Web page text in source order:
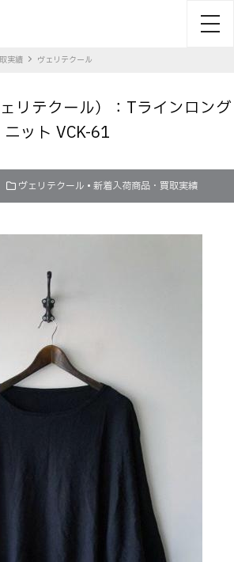
実績 ヴェリテクール
リテクール）：Tラインロング
ニット VCK-61
ヴェリテクール • 新着入荷商品・買取実績